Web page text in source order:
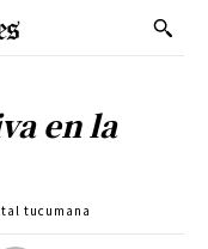
en la
tucumana